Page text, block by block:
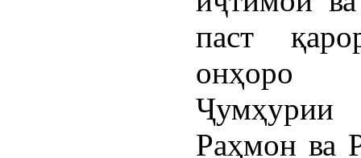
паст
онҳоро
Раҳмон ва